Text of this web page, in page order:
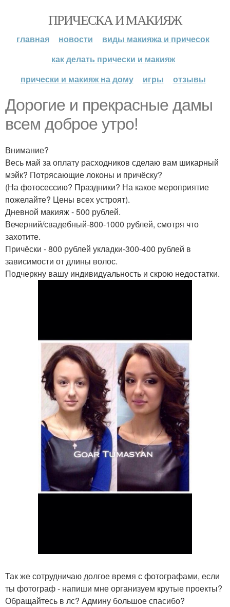
ПРИЧЕСКА И МАКИЯЖ
главная новости
виды макияжа и причесок
как делать прически и макияж
прически и макияж на дому
игры отзывы
Дорогие и прекрасные дамы
всем доброе утро!
Внимание?
Весь май за оплату расходников сделаю вам шикарный
мэйк? Потрясающие локоны и причёску?
(На фотосессию? Праздники? На какое мероприятие
пожелайте? Цены всех устроят).
Дневной макияж - 500 рублей.
Вечерний/свадебный-800-1000 рублей, смотря что
захотите.
Причёски - 800 рублей укладки-300-400 рублей в
зависимости от длины волос.
Подчеркну вашу индивидуальность и скрою недостатки.
Так же сотрудничаю долгое время с фотографами, если
ты фотограф - напиши мне организуем крутые проекты?
Обращайтесь в лс? Админу большое спасибо?